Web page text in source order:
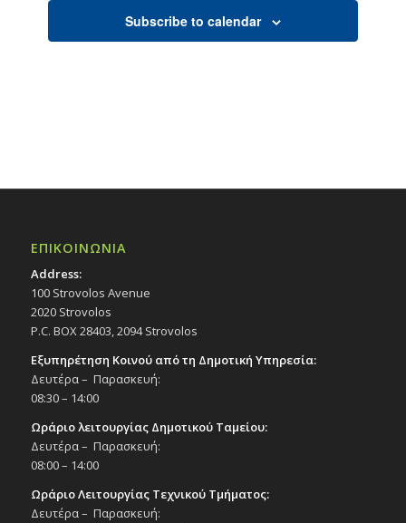
Subscribe to calendar
ΕΠΙΚΟΙΝΩΝΙΑ
Address:
100 Strovolos Avenue
2020 Strovolos
P.C. BOX 28403, 2094 Strovolos
Εξυπηρέτηση Κοινού από τη Δημοτική Υπηρεσία:
Δευτέρα – Παρασκευή:
08:30 – 14:00
Ωράριο λειτουργίας Δημοτικού Ταμείου:
Δευτέρα – Παρασκευή:
08:00 – 14:00
Ωράριο Λειτουργίας Τεχνικού Τμήματος:
Δευτέρα – Παρασκευή: